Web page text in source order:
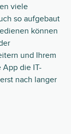
viele
so aufgebaut
können
und Ihrem
die IT-
nach langer